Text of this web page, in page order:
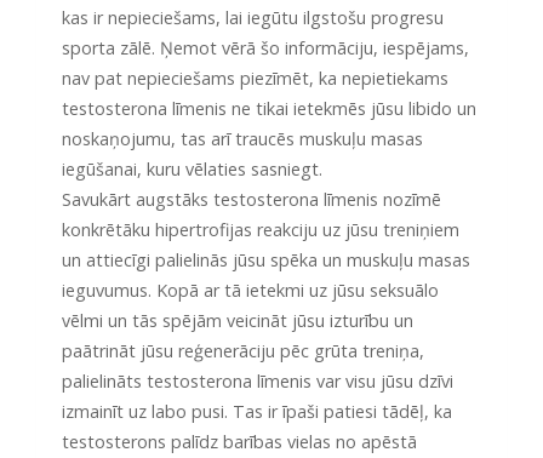
kas ir nepieciešams, lai iegūtu ilgstošu progresu
sporta zālē. Ņemot vērā šo informāciju, iespējams,
nav pat nepieciešams piezīmēt, ka nepietiekams
testosterona līmenis ne tikai ietekmēs jūsu libido un
noskaņojumu, tas arī traucēs muskuļu masas
iegūšanai, kuru vēlaties sasniegt.
Savukārt augstāks testosterona līmenis nozīmē
konkrētāku hipertrofijas reakciju uz jūsu treniņiem
un attiecīgi palielinās jūsu spēka un muskuļu masas
ieguvumus. Kopā ar tā ietekmi uz jūsu seksuālo
vēlmi un tās spējām veicināt jūsu izturību un
paātrināt jūsu reģenerāciju pēc grūta treniņa,
palielināts testosterona līmenis var visu jūsu dzīvi
izmainīt uz labo pusi. Tas ir īpaši patiesi tādēļ, ka
testosterons palīdz barības vielas no apēstā